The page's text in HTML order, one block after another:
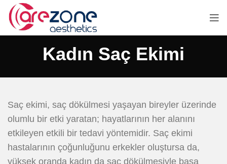
Kadın Saç Ekimi
Saç ekimi, saç dökülmesi yaşayan bireyler üzerinde
olumlu bir etki yaratan; hayatlarının her alanını
etkileyen etkili bir tedavi yöntemidir. Saç ekimi
hastalarının çoğunluğunu erkekler oluştursa da,
yüksek oranda kadın da saç dökülmesiyle başa